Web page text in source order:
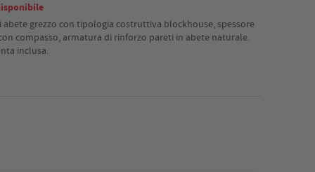
abete grezzo con tipologia costruttiva blockhouse, spessore
compasso, armatura di rinforzo pareti in abete naturale.
inclusa.